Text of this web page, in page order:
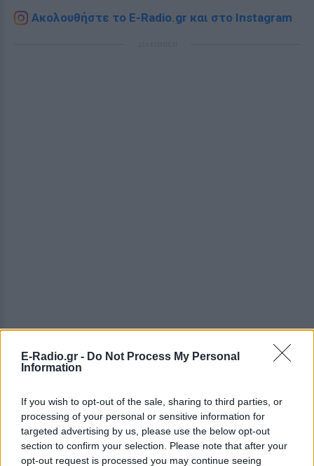
E-Radio.gr - Do Not Process My Personal
Information
If you wish to opt-out of the sale, sharing to third parties, or
processing of your personal or sensitive information for
targeted advertising by us, please use the below opt-out
section to confirm your selection. Please note that after your
opt-out request is processed you may continue seeing
Ακολουθήστε το E-Radio.gr και στο Instagram
ΣΤΗΝ ΙΔΙΑ ΚΑΤΗΓΟΡΙΑ
Ουκρανία: Βίντεο σοκ με